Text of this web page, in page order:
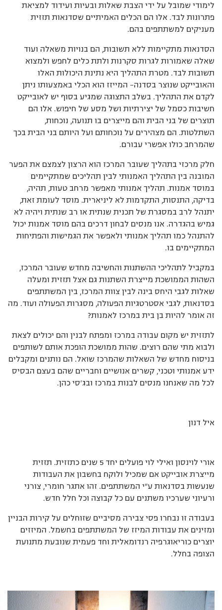
לימודי שמובל על ידי הצבת שאלות ובעיות ועידוד למציאת
פתרונות לבד. אלו הם הכלים האמיתיים שסדנאות תזזית
מעניקים למשתתפים בהם.
הסדנאות מתקיימות ללא תשובות, הם בנויות משאלה ועוד
שאלה שאמורות לגרות סקרנות ולתת כלים לחפש ולמצוא
תשובות לבד. מטרת התהליך היא נתינת היכולות האלו
והאובייקט שנוצר בסדנה- המייזז הוא הכלי באמצעותו ניתן
לקדם את התהליך. בשלב התצוגה שמגיע בסוף יש לאובייקט
חשיבות כסמל של יצירתיות ושל מסע של חיפוש. אלו הם
תוצרים של בני הבית והם מייצרים בו תנועה, נוכחות,
השתלטות. הם מצהירים על נוכחותם ועל היותם בני הבית בכך
שהמרחב כולו אפשרי עבורם.
חלק מרכזי בתהליך שעובר המרכז הוא הרצון לצמצם את הפער
המובנה בין התהליך האמנותי לבין תהליכים שמתקיימים
במוסד אמנות. תהליך אמנותי מאפשר מרחב טעות, תהיה,
בדיקה, התנסות, התקדמות לא ליניארית. מוסד לעומת זאת,
יתנהל לרב במסגרת של תכנית שנתית או רב שנתית ויהיה לא
גמיש בהגדרה. אנו מנסים לבחון דרכים בהם מוסד אמנות יכול
להתנהל כמו תהליך אמנותי ולאפשר את הגמישות והפתיחות
המתקיימים בו.
במקביל לתהליכי ההשתנות והחשיבה מחדש שעובר המרכז,
השהות הממושכת מייצרת השתנות גם אצל תזזית ומעלה
שאלות לגבי היחס בינה לבין צוות המרכז, בין המשתתפים
בסדנאות, לגבי אסטרטגיות הפעולה, מסגרות הפעולה ועוד. מה
זה אומר להיות בן בית במרכז לאמנות?
לתזזית יש מקום עבודה במרכז ומפתח לבנין והם יכולים לצאת
ולבוא מתי שהם רוצים. שהות ממושכת הופכת אותם לשותפים
בניסוח מחדש של השאלות שהמרכז שואל. הם נותנים ומקבלים
ידע אמנותי וטכני, קשרים אנושיים וחבריים שהם בעצם הבסיס
לכל מה שאנחנו מנסים לבנות במרכז ובג׳סי כהן.
איל דנון
אורי לוינסון ואילי לוי פועלים יחד 5 שנים כתזזית. תזזית
מייצרת אובייקט אם שמכיל ולוקח בחשבון את העבודות
שנעשות בסדנאות ע"י המשתתפים. זהו אתגר חומרי, צורני
ורעיוני שערכיו משתנים עם כל קבוצה וכל חלל חדש.
בעבודה זו נבחרו פסי צבירה מסיביים שזוחלים על קירות הבניין
ומזינים את עבודות המיזז של המשתתפים בחשמל. המיזזים
יוצרים כוריאוגרפיה רנדומאלית וחד פעמית שנובעת מתנועת
הצופה בחלל.